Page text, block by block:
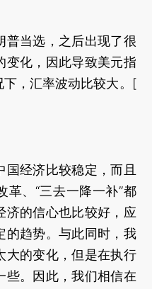
当选，之后出现了很
变化，因此导致美元指
，汇率波动比较大。[
经济比较稳定，而且
革、“三去一降一补”都
济的信心也比较好，应
的趋势。与此同时，我
大的变化，但是在执行
些。因此，我们相信在